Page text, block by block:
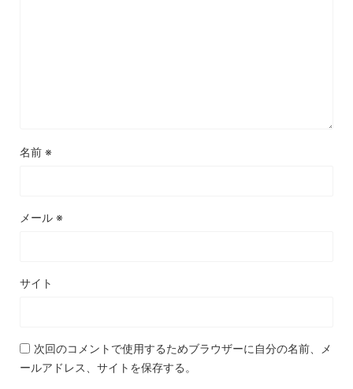
名前 ※
メール ※
サイト
次回のコメントで使用するためブラウザーに自分の名前、メ
ールアドレス、サイトを保存する。